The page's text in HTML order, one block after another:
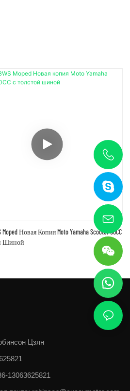
Новая Копия Moto Yamaha Scooter 50CC
Шиной
Цзян
13063625821